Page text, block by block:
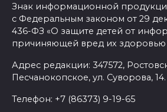
Знак информационной
с Федеральным законом от 29
436-ФЗ «О защите детей от
причиняющей вред их здоровью
Адрес редакции: 347572,
Песчанокопское, ул. Суворова, 14.
Телефон: +7 (86373) 9-19-65